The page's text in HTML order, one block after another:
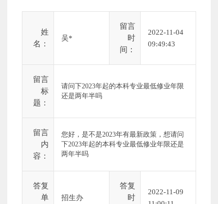
姓
名：
吴*
留言
时
间：
2022-11-04
09:49:43
留言
标
题：
请问下2023年起的本科专业最低修业年限
还是两年半吗
留言
内
容：
您好，是不是2023年有最新政策，想请问
下2023年起的本科专业最低修业年限还是
两年半吗
答复
单
招生办
答复
时
2022-11-09